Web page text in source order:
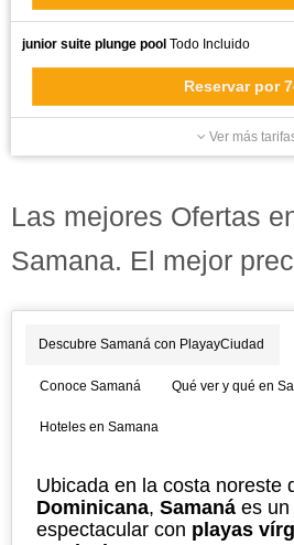
junior suite plunge pool Todo Incluido
Reservar por
Ver más
Las mejores Ofertas
Samana. El mejor
Descubre Samaná con PlayayCiudad
Conoce Samaná Qué ver y qué en
Hoteles en Samana
Ubicada en la costa noreste
Dominicana, Samaná es
espectacular con playas